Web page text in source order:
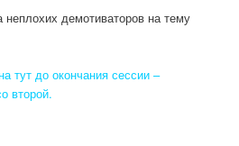
демотиваторов на тему
тут до окончания сессии –
второй.